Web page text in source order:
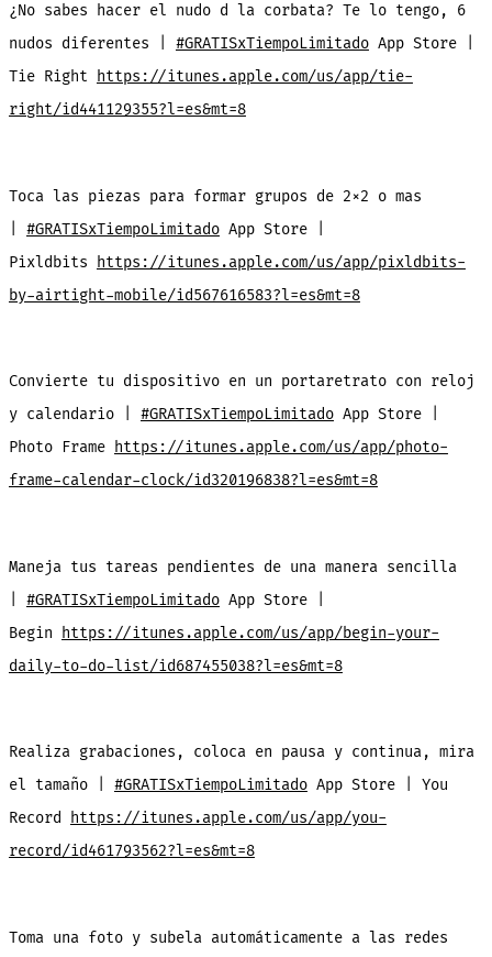
¿No sabes hacer el nudo d la corbata? Te lo tengo, 6
nudos diferentes | #GRATISxTiempoLimitadoApp Store |
Tie Right https://itunes.apple.com/us/app/tie-
right/id441129355?l=es&mt=8
Toca las piezas para formar grupos de 2×2 o mas
#GRATISxTiempoLimitadoApp Store |
Pixldbits
https://itunes.apple.com/us/app/pixldbits-
by-airtight-mobile/id567616583?l=es&mt=8
Convierte tu dispositivo en un portaretrato con reloj
y calendario | #GRATISxTiempoLimitadoApp Store |
Photo Frame https://itunes.apple.com/us/app/photo-
frame-calendar-clock/id320196838?l=es&mt=8
Maneja tus tareas pendientes de una manera sencilla
#GRATISxTiempoLimitadoApp Store |
Begin
https://itunes.apple.com/us/app/begin-your-
daily-to-do-list/id687455038?l=es&mt=8
Realiza grabaciones, coloca en pausa y continua, mira
el tamaño | #GRATISxTiempoLimitadoApp Store | You
Record
https://itunes.apple.com/us/app/you-
record/id461793562?l=es&mt=8
Toma una foto y subela automáticamente a las redes